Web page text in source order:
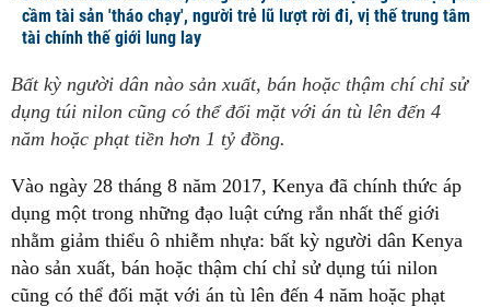
cầm tài sản 'tháo chạy', người trẻ lũ lượt rời đi, vị thế trung tâm
tài chính thế giới lung lay
Bất kỳ người dân nào sản xuất, bán hoặc thậm chí chỉ sử
dụng túi nilon cũng có thể đối mặt với án tù lên đến 4
năm hoặc phạt tiền hơn 1 tỷ đồng.
Vào ngày 28 tháng 8 năm 2017, Kenya đã chính thức áp
dụng một trong những đạo luật cứng rắn nhất thế giới
nhằm giảm thiểu ô nhiễm nhựa: bất kỳ người dân Kenya
nào sản xuất, bán hoặc thậm chí chỉ sử dụng túi nilon
cũng có thể đối mặt với án tù lên đến 4 năm hoặc phạt